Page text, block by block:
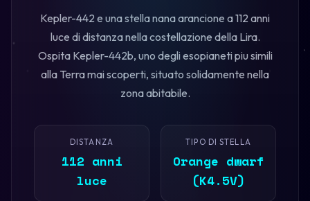
Kepler-442 e una stella nana arancione a 112 anni
luce di distanza nella costellazione della Lira.
Ospita Kepler-442b, uno degli esopianeti piu simili
alla Terra mai scoperti, situato solidamente nella
zona abitabile.
DISTANZA
112 anni
luce
TIPO DI STELLA
Orange dwarf
(K4.5V)